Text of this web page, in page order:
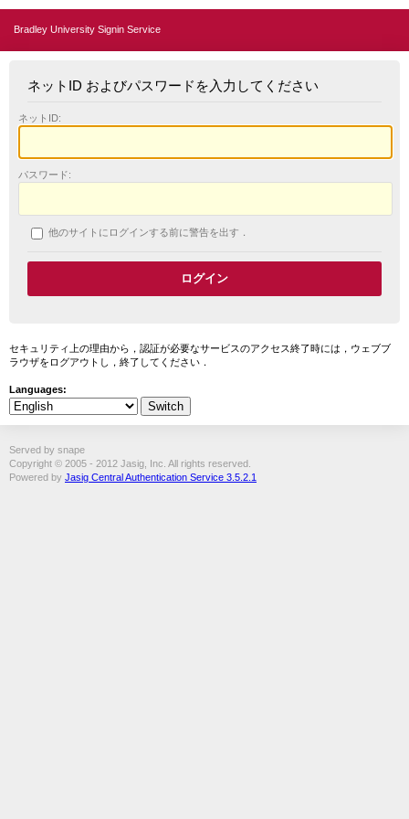
Bradley University Signin Service
ネットID およびパスワードを入力してください
ネットID:
パスワード:
他のサイトにログインする前に警告を出す．
セキュリティ上の理由から，認証が必要なサービスのアクセス終了時には，ウェブブ
ラウザをログアウトし，終了してください．
Languages:
Served by snape
Copyright © 2005 - 2012 Jasig, Inc. All rights reserved.
Powered by Jasig Central Authentication Service 3.5.2.1